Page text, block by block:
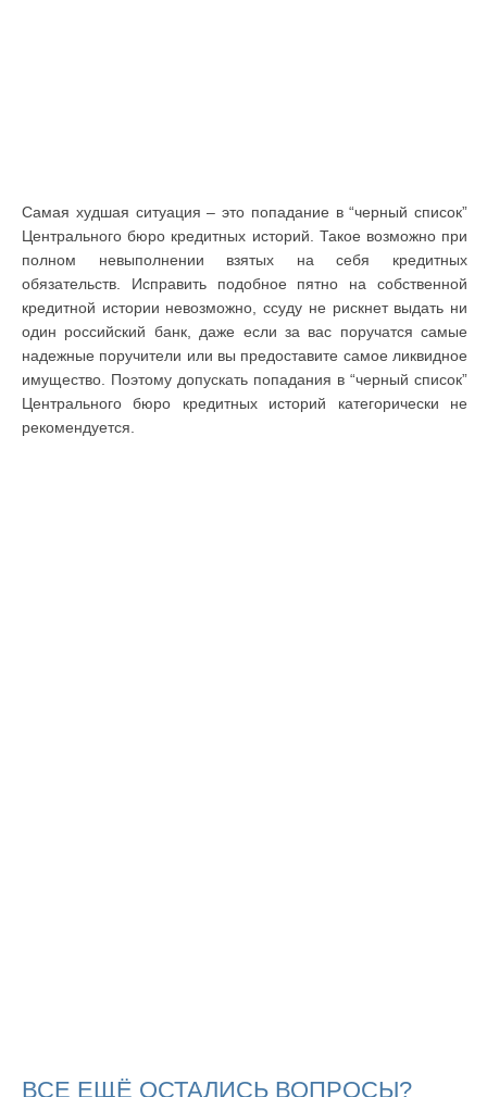
Самая худшая ситуация – это попадание в “черный список”
Центрального бюро кредитных историй. Такое возможно при
полном невыполнении взятых на себя кредитных
обязательств. Исправить подобное пятно на собственной
кредитной истории невозможно, ссуду не рискнет выдать ни
один российский банк, даже если за вас поручатся самые
надежные поручители или вы предоставите самое ликвидное
имущество. Поэтому допускать попадания в “черный список”
Центрального бюро кредитных историй категорически не
рекомендуется.
ВСЕ ЕЩЁ ОСТАЛИСЬ ВОПРОСЫ?